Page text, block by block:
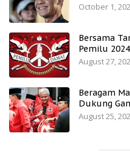
October 1,
Bersama
Pemilu 2024
August 27,
Beragam
Dukung
August 25,